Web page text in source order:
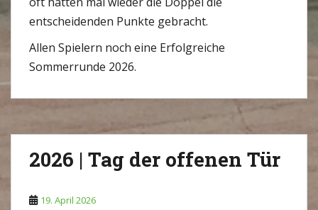
entscheidenden Punkte gebracht.
Allen Spielern noch eine Erfolgreiche
Sommerrunde 2026.
2026 | Tag der offenen Tür
19. April 2026